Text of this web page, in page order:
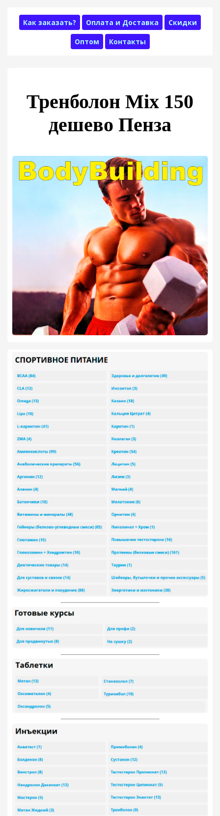
Как заказать? Оплата и Доставка Скидки
Оптом Контакты
Тренболон Mix 150
дешево Пенза